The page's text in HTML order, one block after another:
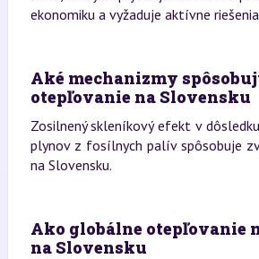
ekonomiku a vyžaduje aktívne
Aké mechanizmy
otepľovanie na Slovensku
Zosilnený skleníkový efekt v
plynov z fosílnych palív spôsobuje
na Slovensku.
Ako globálne otepľovanie
na Slovensku